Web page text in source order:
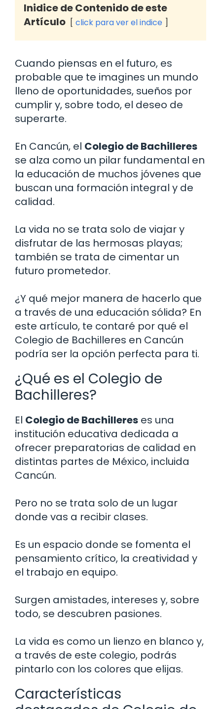
Inidice de Contenido de este
Artículo
click para ver el indice
Cuando piensas en el futuro, es
probable que te imagines un mundo
lleno de oportunidades, sueños por
cumplir y, sobre todo, el deseo de
superarte.
En Cancún, el Colegio de Bachilleres
se alza como un pilar fundamental en
la educación de muchos jóvenes que
buscan una formación integral y de
calidad.
La vida no se trata solo de viajar y
disfrutar de las hermosas playas;
también se trata de cimentar un
futuro prometedor.
¿Y qué mejor manera de hacerlo que
a través de una educación sólida? En
este artículo, te contaré por qué el
Colegio de Bachilleres en Cancún
podría ser la opción perfecta para ti.
¿Qué es el Colegio de
Bachilleres?
El Colegio de Bachilleres es una
institución educativa dedicada a
ofrecer preparatorias de calidad en
distintas partes de México, incluida
Cancún.
Pero no se trata solo de un lugar
donde vas a recibir clases.
Es un espacio donde se fomenta el
pensamiento crítico, la creatividad y
el trabajo en equipo.
Surgen amistades, intereses y, sobre
todo, se descubren pasiones.
La vida es como un lienzo en blanco y,
a través de este colegio, podrás
pintarlo con los colores que elijas.
Características